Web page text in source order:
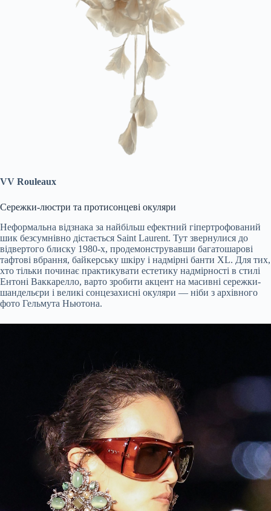
VV Rouleaux
Сережки-люстри та протисонцеві окуляри
Неформальна відзнака за найбільш ефектний гіпертрофований
шик безсумнівно дістається Saint Laurent. Тут звернулися до
відвертого блиску 1980-х, продемонструвавши багатошарові
тафтові вбрання, байкерську шкіру і надмірні банти XL. Для тих,
хто тільки починає практикувати естетику надмірності в стилі
Ентоні Ваккарелло, варто зробити акцент на масивні сережки-
шандельєри і великі сонцезахисні окуляри — ніби з архівного
фото Гельмута Ньютона.